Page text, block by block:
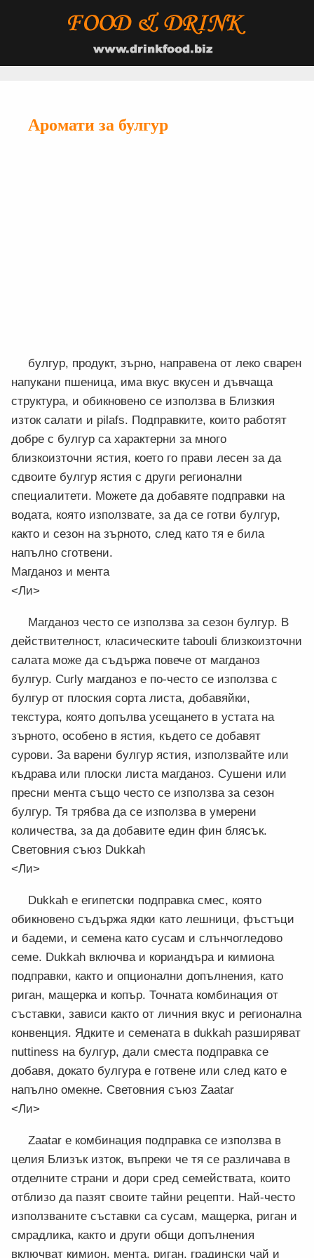
Аромати за булгур
булгур, продукт, зърно, направена от леко сварен
напукани пшеница, има вкус вкусен и дъвчаща
структура, и обикновено се използва в Близкия
изток салати и pilafs. Подправките, които работят
добре с булгур са характерни за много
близкоизточни ястия, което го прави лесен за да
сдвоите булгур ястия с други регионални
специалитети. Можете да добавяте подправки на
водата, която използвате, за да се готви булгур,
както и сезон на зърното, след като тя е била
напълно сготвени.
Магданоз и мента
<Ли>
Магданоз често се използва за сезон булгур. В
действителност, класическите tabouli близкоизточни
салата може да съдържа повече от магданоз
булгур. Curly магданоз е по-често се използва с
булгур от плоския сорта листа, добавяйки,
текстура, която допълва усещането в устата на
зърното, особено в ястия, където се добавят
сурови. За варени булгур ястия, използвайте или
къдрава или плоски листа магданоз. Сушени или
пресни мента също често се използва за сезон
булгур. Тя трябва да се използва в умерени
количества, за да добавите един фин блясък.
Световния съюз Dukkah
<Ли>
Dukkah е египетски подправка смес, която
обикновено съдържа ядки като лешници, фъстъци
и бадеми, и семена като сусам и слънчогледово
семе. Dukkah включва и кориандъра и кимиона
подправки, както и опционални допълнения, като
риган, мащерка и копър. Точната комбинация от
съставки, зависи както от личния вкус и регионална
конвенция. Ядките и семената в dukkah разширяват
nuttiness на булгур, дали сместа подправка се
добавя, докато булгура е готвене или след като е
напълно омекне. Световния съюз Zaatar
<Ли>
Zaatar е комбинация подправка се използва в
целия Близък изток, въпреки че тя се различава в
отделните страни и дори сред семействата, които
отблизо да пазят своите тайни рецепти. Най-често
използваните съставки са сусам, мащерка, риган и
смрадлика, както и други общи допълнения
включват кимион, мента, риган, градински чай и